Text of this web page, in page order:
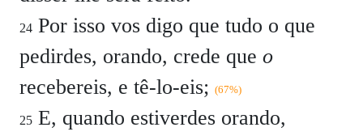
24 Por isso vos digo que tudo o que
pedirdes, orando, crede que o
recebereis, e tê-lo-eis; (67%)
25 E, quando estiverdes orando,